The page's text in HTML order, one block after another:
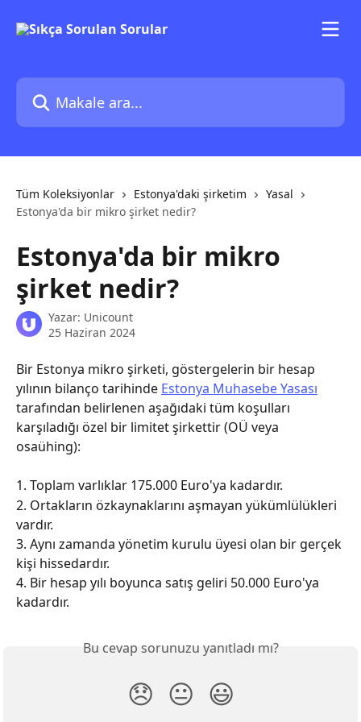
Makale ara...
Tüm Koleksiyonlar Estonya'daki şirketim
Yasal
Estonya'da bir mikro şirket nedir?
Estonya'da bir mikro
şirket nedir?
Yazar: Unicount
25 Haziran 2024
Bir Estonya mikro şirketi, göstergelerin bir hesap
yılının bilanço tarihinde Estonya Muhasebe Yasası
tarafından belirlenen aşağıdaki tüm koşulları
karşıladığı özel bir limitet şirkettir (OÜ veya
osaühing):
1. Toplam varlıklar 175.000 Euro'ya kadardır.
2. Ortakların özkaynaklarını aşmayan yükümlülükleri
vardır.
3. Aynı zamanda yönetim kurulu üyesi olan bir gerçek
kişi hissedardır.
4. Bir hesap yılı boyunca satış geliri 50.000 Euro'ya
kadardır.
Bu cevap sorunuzu yanıtladı mı?
😞 😐 😃